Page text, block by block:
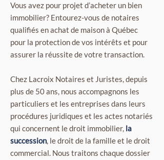
Vous avez pour projet d’acheter un bien
immobilier? Entourez-vous de notaires
qualifiés en achat de maison à Québec
pour la protection de vos intérêts et pour
assurer la réussite de votre transaction.
Chez Lacroix Notaires et Juristes, depuis
plus de 50 ans, nous accompagnons les
particuliers et les entreprises dans leurs
procédures juridiques et les actes notariés
qui concernent le droit immobilier, la
succession, le droit de la famille et le droit
commercial. Nous traitons chaque dossier